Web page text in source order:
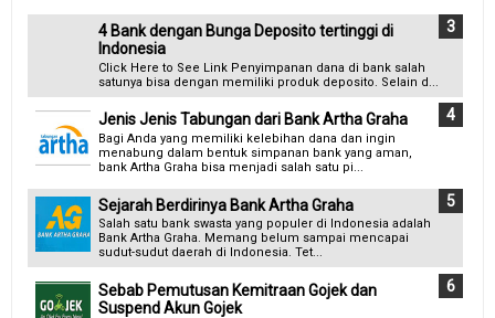
4 Bank dengan Bunga Deposito tertinggi di
Indonesia
Click Here to See Link Penyimpanan dana di bank salah
satunya bisa dengan memiliki produk deposito. Selain d...
Jenis Jenis Tabungan dari Bank Artha Graha
Bagi Anda yang memiliki kelebihan dana dan ingin
menabung dalam bentuk simpanan bank yang aman,
bank Artha Graha bisa menjadi salah satu pi...
Sejarah Berdirinya Bank Artha Graha
Salah satu bank swasta yang populer di Indonesia adalah
Bank Artha Graha. Memang belum sampai mencapai
sudut-sudut daerah di Indonesia. Tet...
Sebab Pemutusan Kemitraan Gojek dan
Suspend Akun Gojek